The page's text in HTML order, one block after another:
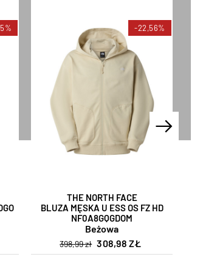
-22,56%
THE NORTH FACE
BLUZA MĘSKA U ESS OS FZ HD
NF0A8GQGDOM
Beżowa
398,99 zł 308,98 ZŁ